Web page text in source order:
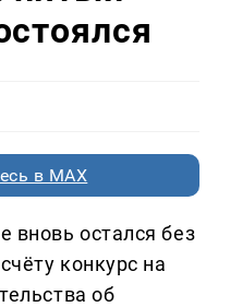
в MAX
остался без
конкурс на
об